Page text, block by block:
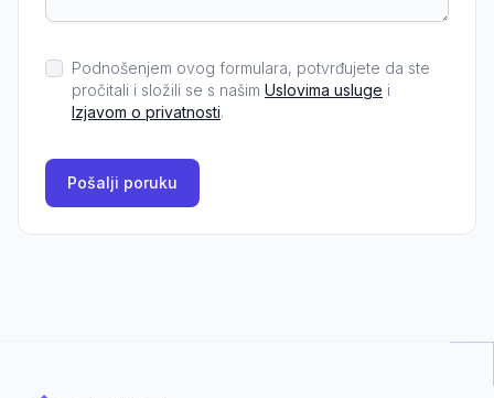
Podnošenjem ovog formulara, potvrđujete da ste
pročitali i složili se s našim Uslovima usluge i
Izjavom o privatnosti.
Pošalji poruku